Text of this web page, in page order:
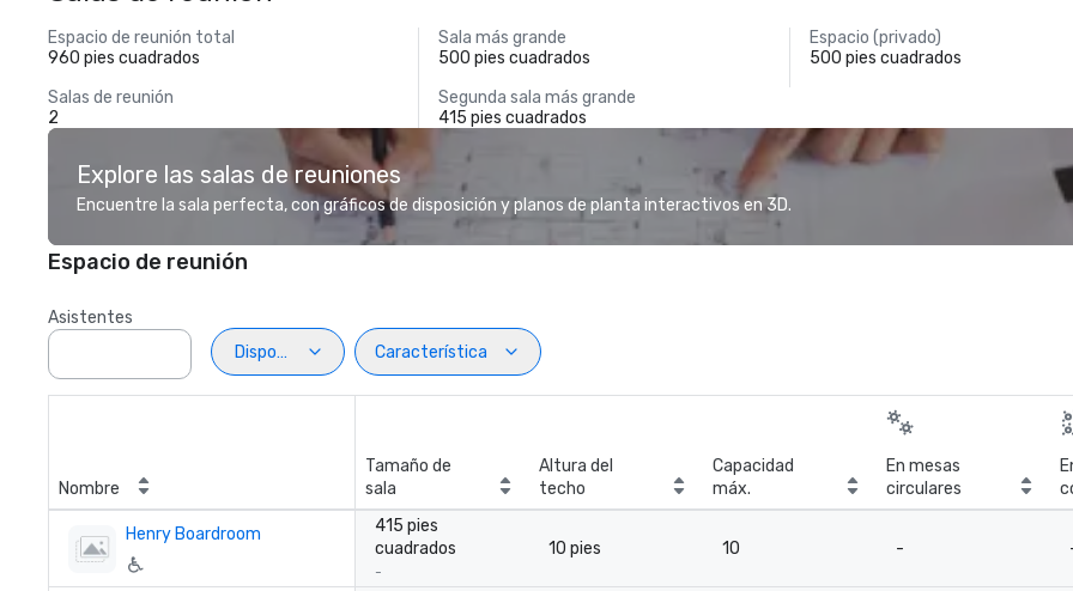
Espacio de reunión total
960 pies cuadrados
Sala más grande
500 pies cuadrados
Espacio (privado)
500 pies cuadrados
Salas de reunión
2
Segunda sala más grande
415 pies cuadrados
Explore las salas de reuniones
Encuentre la sala perfecta, con gráficos de disposición y planos de planta interactivos en 3D.
Espacio de reunión
Asistentes
Disposiciön
Característica
Nombre
Tamaño de
sala
Altura del
techo
Capacidad
máx.
En mesas
circulares
Henry Boardroom
415 pies
cuadrados
-
10 pies 10 -